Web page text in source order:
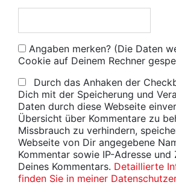
Angaben merken? (Die Daten
Cookie auf Deinem Rechner
Durch das Anhaken der
Dich mit der Speicherung und
Daten durch diese Webseite
Übersicht über Kommentare zu
Missbrauch zu verhindern,
Webseite von Dir angegebene
Kommentar sowie IP-Adresse und
Deines Kommentars. Detaillierte
finden Sie in meiner